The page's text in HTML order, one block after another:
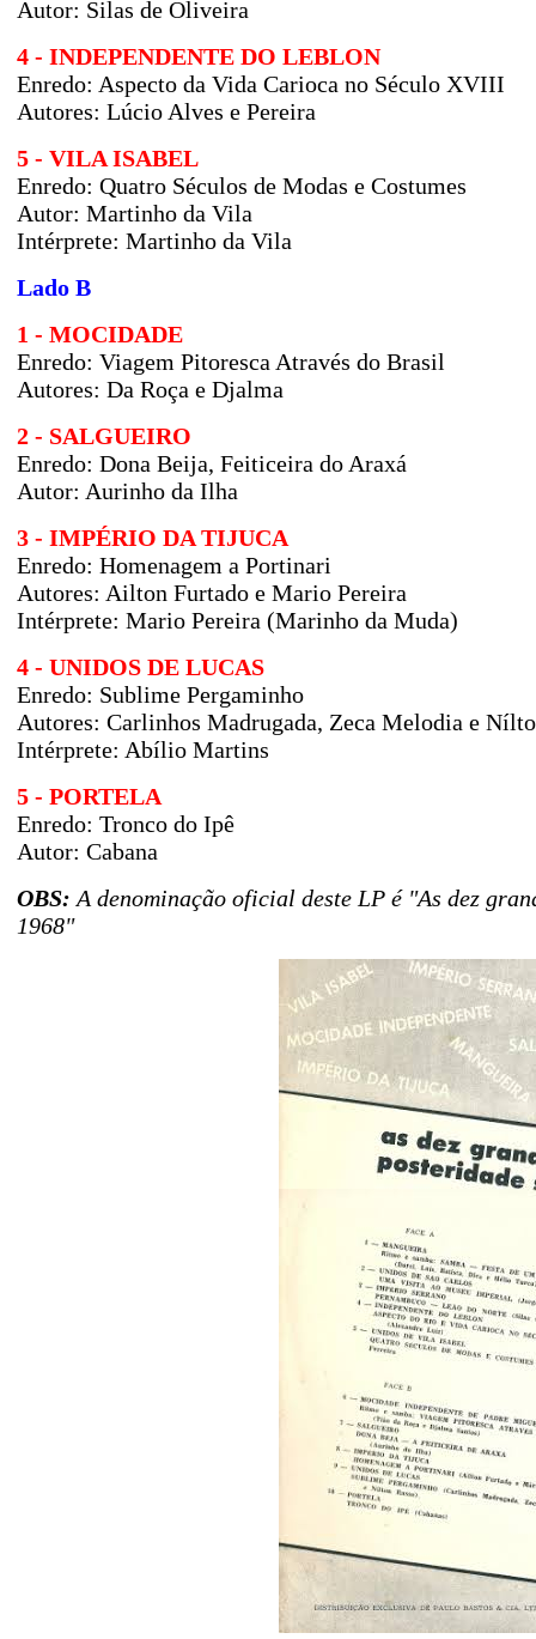
Autor: Silas de Oliveira
4 - INDEPENDENTE DO LEBLON
Enredo: Aspecto da Vida Carioca no Século XVIII
Autores: Lúcio Alves e Pereira
5 - VILA ISABEL
Enredo: Quatro Séculos de Modas e Costumes
Autor: Martinho da Vila
Intérprete: Martinho da Vila
Lado B
1 - MOCIDADE
Enredo: Viagem Pitoresca Através do Brasil
Autores: Da Roça e Djalma
2 - SALGUEIRO
Enredo: Dona Beija, Feiticeira do Araxá
Autor: Aurinho da Ilha
3 - IMPÉRIO DA TIJUCA
Enredo: Homenagem a Portinari
Autores: Ailton Furtado e Mario Pereira
Intérprete: Mario Pereira (Marinho da Muda)
4 - UNIDOS DE LUCAS
Enredo: Sublime Pergaminho
Autores: Carlinhos Madrugada, Zeca Melodia e
Intérprete: Abílio Martins
5 - PORTELA
Enredo: Tronco do Ipê
Autor: Cabana
OBS: A denominação oficial deste LP é "As dez
1968"